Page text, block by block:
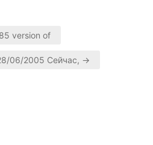
version of
06/2005 Сейчас, →